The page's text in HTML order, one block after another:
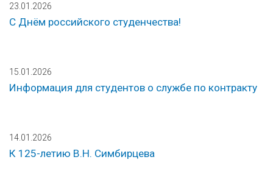
23.01.2026
С Днём российского студенчества!
15.01.2026
Информация для студентов о службе по контракту
14.01.2026
К 125-летию В.Н. Симбирцева